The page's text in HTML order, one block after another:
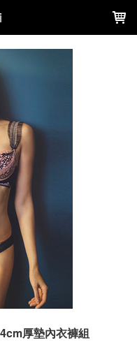
厚墊內衣褲組